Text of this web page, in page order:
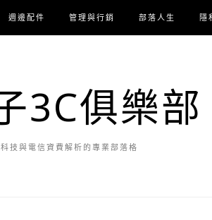
週邊配件 管理與行銷 部落人生 隱
3C俱樂部
技與電信資費解析的專業部落格